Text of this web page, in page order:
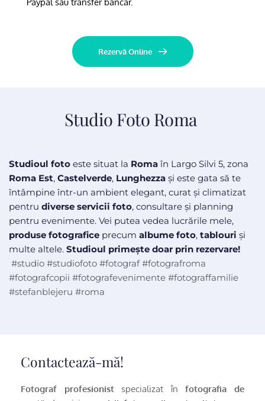
Rezervă Online
Studio Foto Roma
Studioul foto este situat la Roma
Roma Est, Castelverde, Lunghezza și este gata să te
întâmpine într-un ambient elegant, curat și climatizat
pentru diverse servicii foto, consultare și planning
pentru evenimente. Vei putea vedea lucrările mele,
produse fotografice precum albume foto, tablouri și
multe altele. Studioul primește doar prin rezervare!
#fotografcopii #fotografevenimente #fotograffamilie
#stefanblejeru #roma
Contactează-mă!
Fotograf profesionist specializat în fotografia de